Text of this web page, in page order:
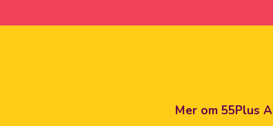
Mer om 55Plus